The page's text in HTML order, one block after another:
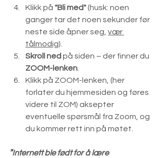
Klikk på "Bli med" (husk: noen
ganger tar det noen sekunder før
neste side åpner seg, vær
tålmodig).
Skroll ned på siden – der finner du
ZOOM-lenken
Klikk på ZOOM-lenken, (her
forlater du hjemmesiden og føres
videre til ZOM) aksepter
eventuelle spørsmål fra Zoom, og
du kommer rett inn på møtet.
"Internett ble født for å lære